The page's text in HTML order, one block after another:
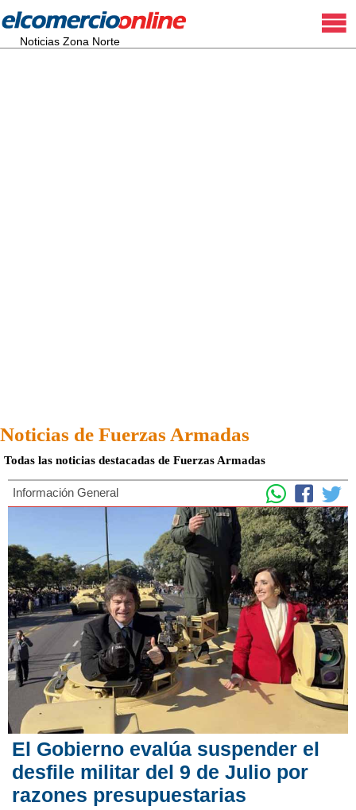
Noticias Zona Norte
Noticias de Fuerzas Armadas
Todas las noticias destacadas de Fuerzas Armadas
Información General
El Gobierno evalúa suspender el
desfile militar del 9 de Julio por
razones presupuestarias